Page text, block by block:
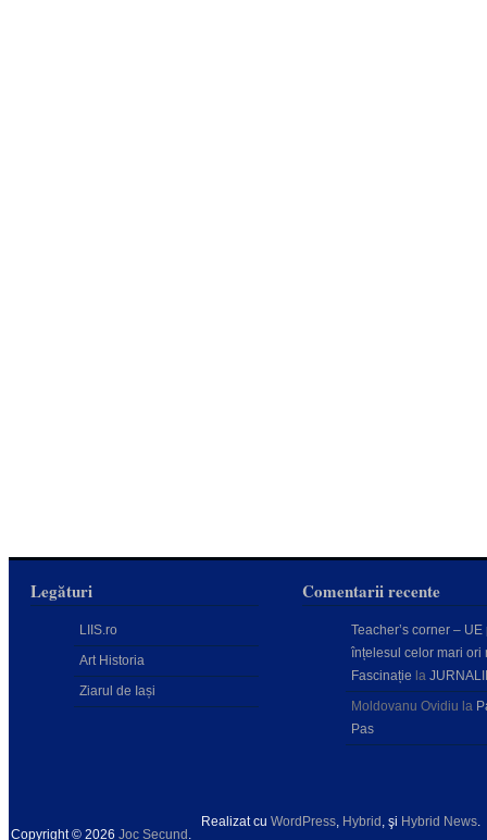
Legături
LIIS.ro
Art Historia
Ziarul de Iași
Comentarii recente
Teacher’s corner – UE
înțelesul celor mari ori
Fascinație la
Moldovanu Ovidiu la
Pas
Copyright © 2026 Joc Secund .
Realizat cu WordPress, Hybrid , şi Hybrid News.